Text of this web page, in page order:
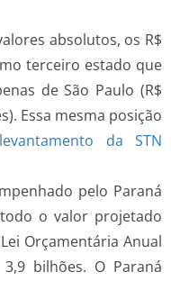
absolutos, os R$
terceiro estado que
de São Paulo (R$
Essa mesma posição
levantamento da STN
pelo Paraná
o valor projetado
Orçamentária Anual
bilhões. O Paraná